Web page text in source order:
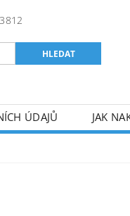
ÚDAJŮ JAK